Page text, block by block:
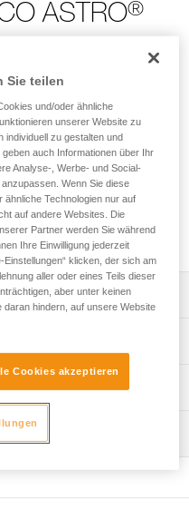
ASTRO®
die ventrale
Gurte aus der ASTRO-
internationaler
Kundenservice
kompatibel mit:
Ausführung (C083AAxx),
Handel erhältlich war.
der zwischen 2018 und
(C083ABxx), der seit
Sie teilen
und/oder ähnliche
unserer Website zu
individuell zu gestalten und
auch Informationen über Ihr
Analyse-, Werbe- und Social-
Wenn Sie diese
Technologien nur auf
auf andere Websites. Die
Partner werden Sie während
Ihre Einwilligung jederzeit
klicken, der sich am
aller oder eines Teils dieser
aber unter keinen
daran hindern, auf unsere Website
Cookies akzeptieren